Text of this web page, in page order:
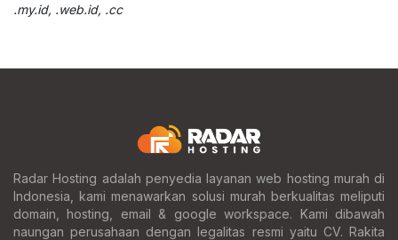
.my.id, .web.id, .cc
Radar Hosting adalah penyedia layanan web hosting murah di
Indonesia, kami menawarkan solusi murah berkualitas meliputi
domain, hosting, email & google workspace. Kami dibawah
naungan perusahaan dengan legalitas resmi yaitu CV. Rakita